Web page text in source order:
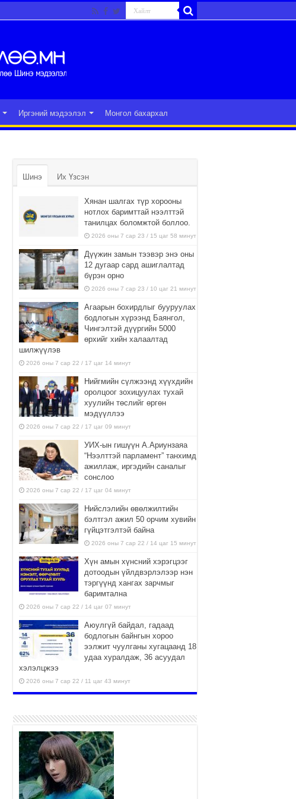
Иргэний мэдээлэл Монгол бахархал
Шинэ Их Үзсэн
Хянан шалгах түр хорооны
нотлох баримттай нээлттэй
танилцах боломжтой боллоо.
2026 оны 7 сар 23 / 15 цаг 58 минут
Дүүжин замын тээвэр энэ оны
12 дугаар сард ашиглалтад
бүрэн орно
2026 оны 7 сар 23 / 10 цаг 21 минут
Агаарын бохирдлыг бууруулах
бодлогын хүрээнд Баянгол,
Чингэлтэй дүүргийн 5000
өрхийг хийн халаалтад
шилжүүлэв
2026 оны 7 сар 22 / 17 цаг 14 минут
Нийгмийн сүлжээнд хүүхдийн
оролцоог зохицуулах тухай
хуулийн төслийг өргөн
мэдүүллээ
2026 оны 7 сар 22 / 17 цаг 09 минут
УИХ-ын гишүүн А.Ариунзаяа
“Нээлттэй парламент” танхимд
ажиллаж, иргэдийн саналыг
сонслоо
2026 оны 7 сар 22 / 17 цаг 04 минут
Нийслэлийн өвөлжилтийн
бэлтгэл ажил 50 орчим хувийн
гүйцэтгэлтэй байна
2026 оны 7 сар 22 / 14 цаг 15 минут
Хүн амын хүнсний хэрэгцээг
дотоодын үйлдвэрлэлээр нэн
тэргүүнд хангах зарчмыг
баримтална
2026 оны 7 сар 22 / 14 цаг 07 минут
Аюулгүй байдал, гадаад
бодлогын байнгын хороо
ээлжит чуулганы хугацаанд 18
удаа хуралдаж, 36 асуудал
хэлэлцжээ
2026 оны 7 сар 22 / 11 цаг 43 минут
боломжтой-Хүүхэд хөгжүүлэх
төв” байгуулах төсөлд төр,
хувийн хэвшлийн түншлэлийн хүрээнд хамтран
ажиллахыг урьж байна
2026 оны 7 сар 22 / 9 цаг 28 минут
Б.Пүрэвдагва: “Урт цагаан”-ыг
залуучууд чөлөөт цагаа